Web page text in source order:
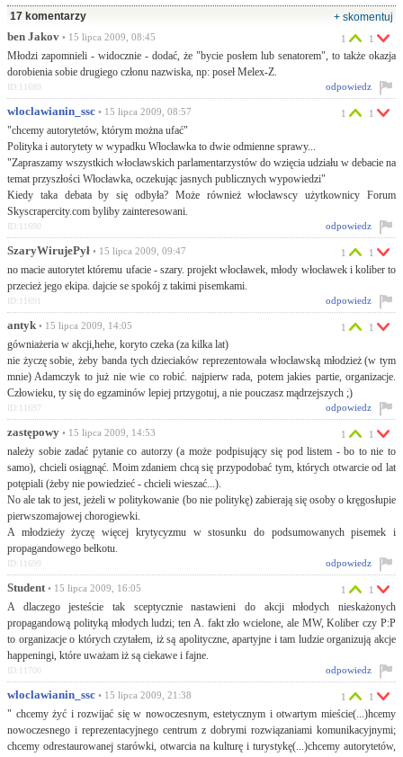
17 komentarzy
+ skomentuj
ben Jakov • 15 lipca 2009, 08:45
Młodzi zapomnieli - widocznie - dodać, że "bycie posłem lub senatorem", to także okazja
dorobienia sobie drugiego członu nazwiska, np: poseł Melex-Z.
1 1
odpowiedz
ID:11689
wloclawianin_ssc • 15 lipca 2009, 08:57
"chcemy autorytetów, którym można ufać"
Polityka i autorytety w wypadku Włocławka to dwie odmienne sprawy...
"Zapraszamy wszystkich włocławskich parlamentarzystów do wzięcia udziału w debacie na
temat przyszłości Włocławka, oczekując jasnych publicznych wypowiedzi"
Kiedy taka debata by się odbyła? Może również włocławscy użytkownicy Forum
Skyscrapercity.com byliby zainteresowani.
1 1
odpowiedz
ID:11690
SzaryWirujePył • 15 lipca 2009, 09:47
no macie autorytet któremu ufacie - szary. projekt włocławek, młody włocławek i koliber to
przecież jego ekipa. dajcie se spokój z takimi pisemkami.
1 1
odpowiedz
ID:11691
antyk • 15 lipca 2009, 14:05
gówniażeria w akcji,hehe, koryto czeka (za kilka lat)
nie życzę sobie, żeby banda tych dzieciaków reprezentowała włocławską młodzież (w tym
mnie) Adamczyk to już nie wie co robić. najpierw rada, potem jakies partie, organizacje.
Człowieku, ty się do egzaminów lepiej prtzygotuj, a nie pouczasz mądrzejszych ;)
1 1
odpowiedz
ID:11697
zastępowy • 15 lipca 2009, 14:53
należy sobie zadać pytanie co autorzy (a może podpisujący się pod listem - bo to nie to
samo), chcieli osiągnąć. Moim zdaniem chcą się przypodobać tym, których otwarcie od lat
potępiali (żeby nie powiedzieć - chcieli wieszać...).
No ale tak to jest, jeżeli w politykowanie (bo nie politykę) zabierają się osoby o kręgosłupie
pierwszomajowej chorogiewki.
A młodzieży życzę więcej krytycyzmu w stosunku do podsumowanych pisemek i
propagandowego bełkotu.
1 1
odpowiedz
ID:11699
Student • 15 lipca 2009, 16:05
A dlaczego jesteście tak sceptycznie nastawieni do akcji młodych nieskażonych
propagandową polityką młodych ludzi; ten A. fakt zło wcielone, ale MW, Koliber czy P:P
to organizacje o których czytałem, iż są apolityczne, apartyjne i tam ludzie organizują akcje
happeningi, które uważam iż są ciekawe i fajne.
1 1
odpowiedz
ID:11700
wloclawianin_ssc • 15 lipca 2009, 21:38
" chcemy żyć i rozwijać się w nowoczesnym, estetycznym i otwartym mieście(...)hcemy
nowoczesnego i reprezentacyjnego centrum z dobrymi rozwiązaniami komunikacyjnymi;
chcemy odrestaurowanej starówki, otwarcia na kulturę i turystykę(...)chcemy autorytetów,
1 1